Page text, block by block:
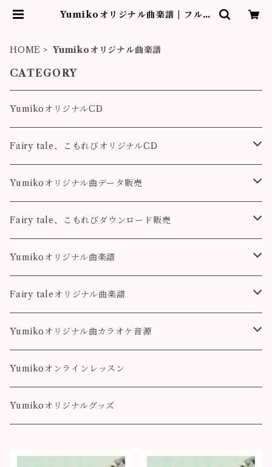
Yumikoオリジナル曲楽譜 | フルー
HOME Yumikoオリジナル曲楽譜
CATEGORY
YumikoオリジナルCD
Fairy tale、こもれびオリジナルCD
Fairy tale
こもれび
Yumikoオリジナル曲データ販売
Pleasure
Destiny
Destiny
colorful
Fairy tale、こもれびダウンロード販売
Fairy tale
こもれび
Yumikoオリジナル曲楽譜
Pleasure
Destiny
colorful
Fairy taleオリジナル曲楽譜
Landscape
Fairy Song
Yumikoオリジナル曲カラオケ音源
Pleasure
Destiny
Yumikoオンラインレッスン
Yumikoオリジナルグッズ